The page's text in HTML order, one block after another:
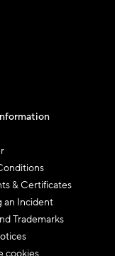
& Certificates
an Incident
Trademarks